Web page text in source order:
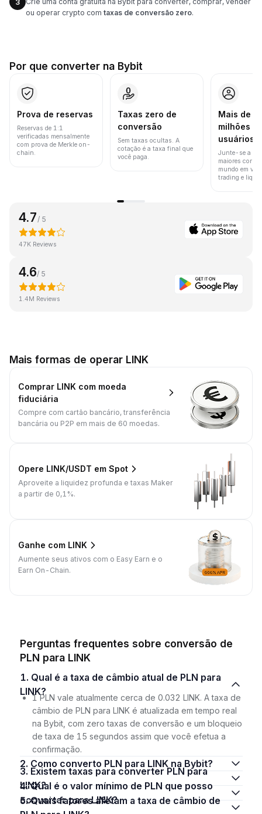
3
ou operar crypto com taxas de conversão zero.
Por que converter na Bybit
Prova de reservas
Reservas de 1:1
verificadas mensalmente
com prova de Merkle on-
chain.
Taxas zero de
conversão
Sem taxas ocultas. A
cotação é a taxa final que
você paga.
Mais de
milhões
usuários
Junte-se a
maiores
mundo em
trading e
4.7 / 5
47K Reviews
4.6/ 5
1.4M Reviews
Mais formas de operar LINK
Comprar LINK com moeda
fiduciária
Compre com cartão bancário, transferência
bancária ou P2P em mais de 60 moedas.
Opere LINK/USDT em Spot
Aproveite a liquidez profunda e taxas Maker
a partir de 0,1%.
Ganhe com LINK
Aumente seus ativos com o Easy Earn e o
Earn On-Chain.
Perguntas frequentes sobre conversão de
PLN para LINK
1. Qual é a taxa de câmbio atual de PLN para
LINK?
1 PLN vale atualmente cerca de 0.032 LINK. A taxa de
câmbio de PLN para LINK é atualizada em tempo real
na Bybit, com zero taxas de conversão e um bloqueio
de taxa de 15 segundos assim que você efetua a
confirmação.
2. Como converto PLN para LINK na Bybit?
3. Existem taxas para converter PLN para
LINK?
4. Qual é o valor mínimo de PLN que posso
converter para LINK?
5. Quais fatores afetam a taxa de câmbio de